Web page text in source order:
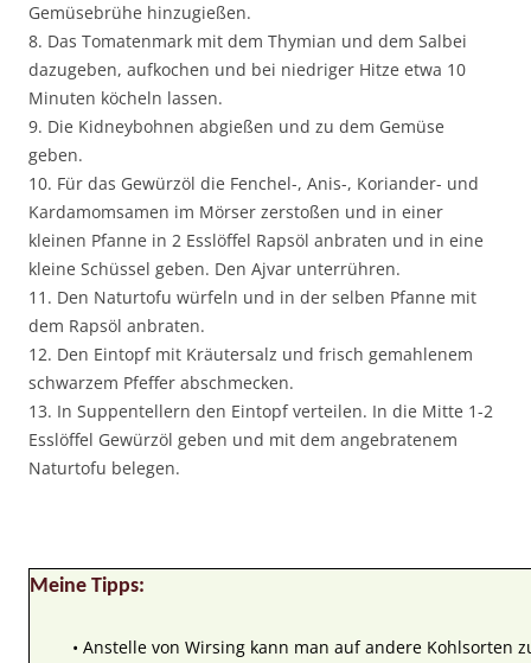
Gemüsebrühe hinzugießen.
8. Das Tomatenmark mit dem Thymian und dem Salbei
dazugeben, aufkochen und bei niedriger Hitze etwa 10
Minuten köcheln lassen.
9. Die Kidneybohnen abgießen und zu dem Gemüse
geben.
10. Für das Gewürzöl die Fenchel-, Anis-, Koriander- und
Kardamomsamen im Mörser zerstoßen und in einer
kleinen Pfanne in 2 Esslöffel Rapsöl anbraten und in eine
kleine Schüssel geben. Den Ajvar unterrühren.
11. Den Naturtofu würfeln und in der selben Pfanne mit
dem Rapsöl anbraten.
12. Den Eintopf mit Kräutersalz und frisch gemahlenem
schwarzem Pfeffer abschmecken.
13. In Suppentellern den Eintopf verteilen. In die Mitte 1-2
Esslöffel Gewürzöl geben und mit dem angebratenem
Naturtofu belegen.
Meine Tipps:
• Anstelle von Wirsing kann man auf andere Kohlsorten